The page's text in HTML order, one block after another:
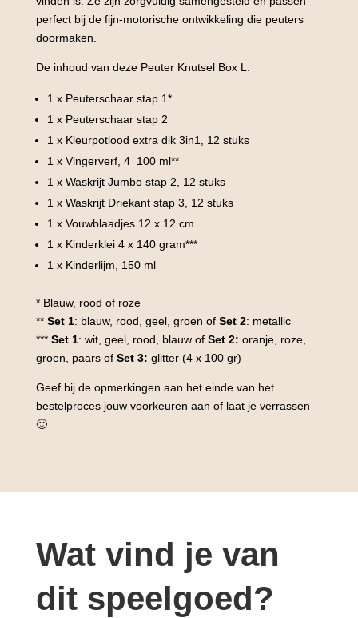
perfect bij de fijn-motorische ontwikkeling die peuters
doormaken.
De inhoud van deze Peuter Knutsel Box L:
1 x Peuterschaar stap 1*
1 x Peuterschaar stap 2
1 x Kleurpotlood extra dik 3in1, 12 stuks
1 x Vingerverf, 4 100 ml**
1 x Waskrijt Jumbo stap 2, 12 stuks
1 x Waskrijt Driekant stap 3, 12 stuks
1 x Vouwblaadjes 12 x 12 cm
1 x Kinderklei 4 x 140 gram***
1 x Kinderlijm, 150 ml
* Blauw, rood of roze
** Set 1: blauw, rood, geel, groen of Set 2: metallic
*** Set 1: wit, geel, rood, blauw of Set 2: oranje, roze,
groen, paars of Set 3: glitter (4 x 100 gr)
Geef bij de opmerkingen aan het einde van het
bestelproces jouw voorkeuren aan of laat je verrassen
🙂
Wat vind je van
dit speelgoed?